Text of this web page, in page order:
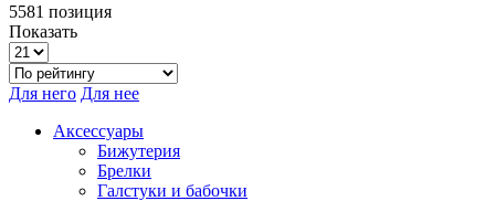
5581 позиция
Показать
Для него Для нее
Аксессуары
Бижутерия
Брелки
Галстуки и бабочки